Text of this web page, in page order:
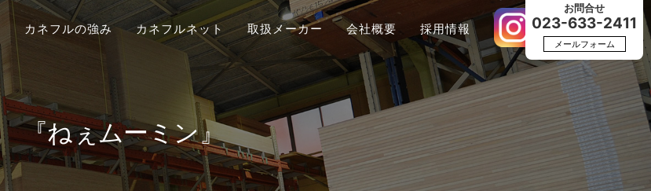
お問合せ
023-633-2411
メールフォーム
カネフルの強み カネフルネット 取扱メーカー 会社概要 採用情報
『ねぇムーミン』